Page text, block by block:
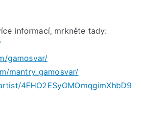
informací, mrkněte tady:
gamosvar/
mantry_gamosvar/
4FHO2ESyOMOmqgimXhbD9